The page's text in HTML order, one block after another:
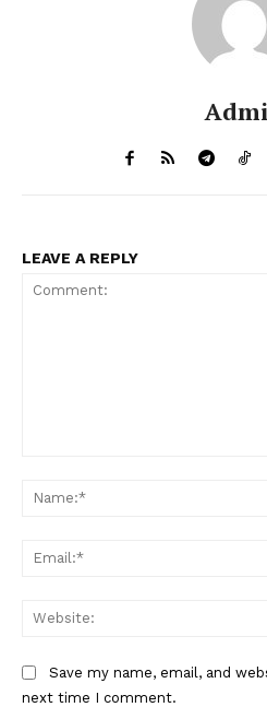
LEAVE A REPLY
Save my name, email, and
next time I comment.